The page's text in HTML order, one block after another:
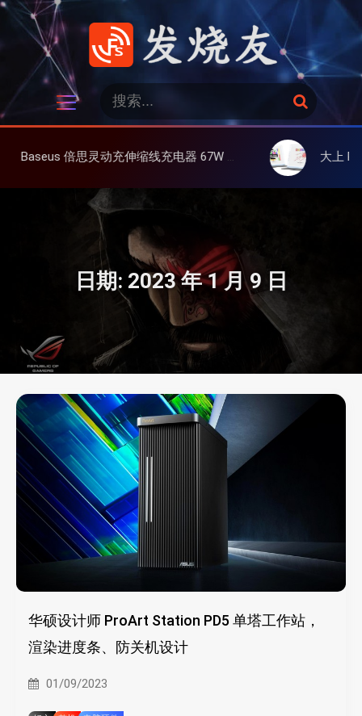
跳
发烧友
：
搜
索
充电器 67W 3C，超耐用可伸缩线、氮化镓、3C多设备同时充 大上 Paperlike 13K 彩屏版显示
日期: 2023 年 1 月 9 日
华硕设计师 ProArt Station PD5 单塔工作站，
渲染进度条、防关机设计
01/09/2023